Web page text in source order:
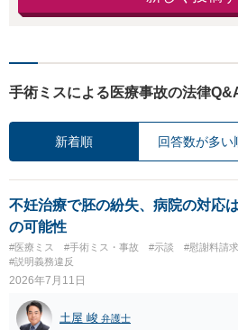
手術ミスによる医療事故の法律
新着順 回答数が多い
不妊治療で胚の紛失、病院の対応
の可能性
#医療ミス #手術ミス・事故 #示談 #慰謝料請
#説明義務違反
2026年7月11日
土屋 峻 弁護士